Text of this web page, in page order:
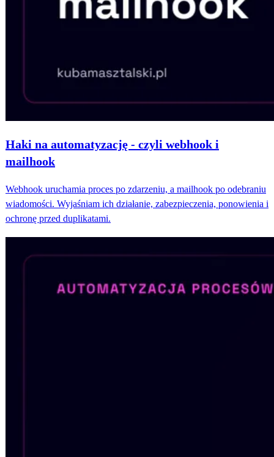
Haki na automatyzację - czyli webhook i
mailhook
Webhook uruchamia proces po zdarzeniu, a mailhook po odebraniu
wiadomości. Wyjaśniam ich działanie, zabezpieczenia, ponowienia i
ochronę przed duplikatami.